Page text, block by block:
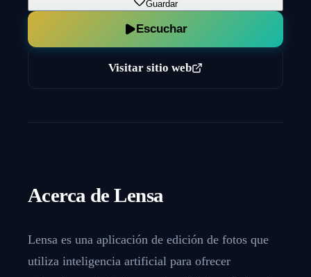
Guardar
Escuchar
Visitar sitio web
Acerca de Lensa
Lensa es una aplicación de edición de fotos que
utiliza inteligencia artificial para ofrecer